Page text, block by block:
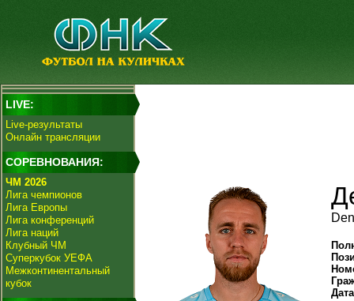
LIVE:
Live-результаты
Онлайн трансляции
СОРЕВНОВАНИЯ:
ЧМ 2026
Лига чемпионов
Лига Европы
Лига конференций
Лига наций
Клубный ЧМ
Суперкубок УЕФА
Межконтинентальный
кубок